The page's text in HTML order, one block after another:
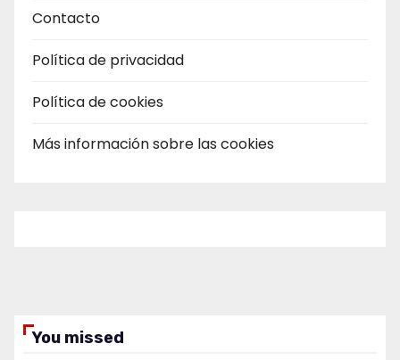
Contacto
Política de privacidad
Política de cookies
Más información sobre las cookies
You missed